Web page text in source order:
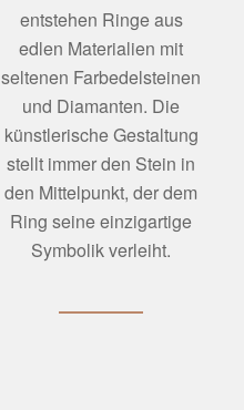
entstehen Ringe aus
edlen Materialien mit
seltenen Farbedelsteinen
und Diamanten. Die
künstlerische Gestaltung
stellt immer den Stein in
den Mittelpunkt, der dem
Ring seine einzigartige
Symbolik verleiht.